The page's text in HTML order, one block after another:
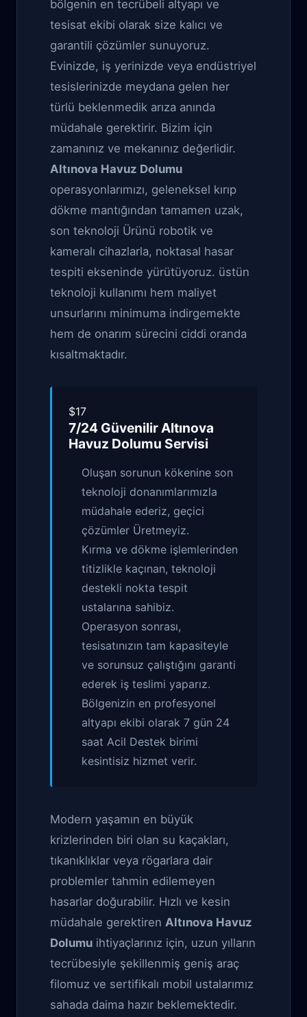
bölgenin en tecrübeli altyapı ve
tesisat ekibi olarak size kalıcı ve
garantili çözümler sunuyoruz.
Evinizde, iş yerinizde veya endüstriyel
tesislerinizde meydana gelen her
türlü beklenmedik arıza anında
müdahale gerektirir. Bizim için
zamanınız ve mekanınız değerlidir.
Altınova Havuz Dolumu
operasyonlarımızı, geleneksel kırıp
dökme mantığından tamamen uzak,
son teknoloji Ürünü robotik ve
kameralı cihazlarla, noktasal hasar
tespiti ekseninde yürütüyoruz. üstün
teknoloji kullanımı hem maliyet
unsurlarını minimuma indirgemekte
hem de onarım sürecini ciddi oranda
kısaltmaktadır.
$17
7/24 GüvenilirAltınova
Havuz Dolumu Servisi
Oluşan sorunun kökenine son
teknoloji donanımlarımızla
müdahale ederiz, geçici
çözümler Üretmeyiz.
Kırma ve dökme işlemlerinden
titizlikle kaçınan, teknoloji
destekli nokta tespit
ustalarına sahibiz.
Operasyon sonrası,
tesisatınızın tam kapasiteyle
ve sorunsuz çalıştığını garanti
ederek iş teslimi yaparız.
Bölgenizin en profesyonel
altyapı ekibi olarak 7 gün 24
saat Acil Destek birimi
kesintisiz hizmet verir.
Modern yaşamın en büyük
krizlerinden biri olan su kaçakları,
tıkanıklıklar veya rögarlara dair
problemler tahmin edilemeyen
hasarlar doğurabilir. Hızlı ve kesin
müdahale gerektiren Altınova Havuz
Dolumu ihtiyaçlarınız için, uzun yılların
tecrübesiyle şekillenmiş geniş araç
filomuz ve sertifikalı mobil ustalarımız
sahada daima hazır beklemektedir.